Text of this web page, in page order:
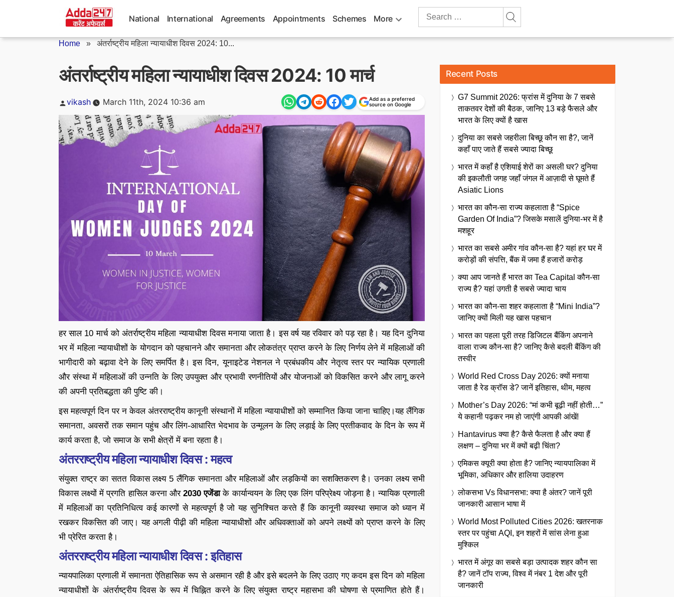
National International Agreements Appointments Schemes More
Search
Home » अंतर्राष्ट्रीय महिला न्यायाधीश दिवस 2024: 10...
अंतर्राष्ट्रीय महिला न्यायाधीश दिवस 2024: 10 मार्च
Posted
vikash March 11th, 2024 10:36 am
Add as a preferred
source on Google
हर साल 10 मार्च को अंतर्राष्ट्रीय महिला न्यायाधीश दिवस मनाया जाता है। इस वर्ष यह रविवार को पड़ रहा है। यह दिन दुनिया
भर में महिला न्यायाधीशों के योगदान को पहचानने और समानता और लोकतंत्र प्राप्त करने के लिए निर्णय लेने में महिलाओं की
भागीदारी को बढ़ावा देने के लिए समर्पित है। इस दिन, यूनाइटेड नेशनल ने प्रबंधकीय और नेतृत्व स्तर पर न्यायिक प्रणाली
और संस्था में महिलाओं की उन्नति के लिए उपयुक्त और प्रभावी रणनीतियों और योजनाओं को विकसित करने और लागू करने
की अपनी प्रतिबद्धता की पुष्टि की।
इस महत्वपूर्ण दिन पर न केवल अंतरराष्ट्रीय कानूनी संस्थानों में महिला न्यायाधीशों को सम्मानित किया जाना चाहिए।यह लैंगिक
समानता, अवसरों तक समान पहुंच और लिंग-आधारित भेदभाव के उन्मूलन के लिए लड़ाई के लिए प्रतीकवाद के दिन के रूप में
कार्य करता है, जो समाज के सभी क्षेत्रों में बना रहता है।
अंतरराष्ट्रीय महिला न्यायाधीश दिवस : महत्व
संयुक्त राष्ट्र का सतत विकास लक्ष्य 5 लैंगिक समानता और महिलाओं और लड़कियों का सशक्तिकरण है। उनका लक्ष्य सभी
विकास लक्ष्यों में प्रगति हासिल करना और2030 एजेंडाके कार्यान्वयन के लिए एक लिंग परिप्रेक्ष्य जोड़ना है। न्यायिक प्रणाली
में महिलाओं का प्रतिनिधित्व कई कारणों से महत्वपूर्ण है जो यह सुनिश्चित करते हैं कि कानूनी व्यवस्था समाज को ध्यान में
रखकर विकसित की जाए। यह अगली पीढ़ी की महिला न्यायाधीशों और अधिवक्ताओं को अपने लक्ष्यों को प्राप्त करने के लिए
भी प्रेरित करता है।
अंतरराष्ट्रीय महिला न्यायाधीश दिवस : इतिहास
न्यायपालिका प्रणाली में समानता ऐतिहासिक रूप से असमान रही है और इसे बदलने के लिए उठाए गए कदम इस दिन को महिला
न्यायाधीशों के अंतर्राष्ट्रीय दिवस के रूप में चिह्नित करने के लिए संयुक्त राष्ट्र महासभा की घोषणा से प्रमाणित होते हैं।
Recent Posts
G7 Summit 2026: फ्रांस में दुनिया के 7 सबसे
ताकतवर देशों की बैठक, जानिए 13 बड़े फैसले और
भारत के लिए क्यों है खास
दुनिया का सबसे जहरीला बिच्छू कौन सा है?, जानें
कहाँ पाए जाते हैं सबसे ज्यादा बिच्छू
भारत में कहाँ है एशियाई शेरों का असली घर? दुनिया
की इकलौती जगह जहाँ जंगल में आज़ादी से घूमते हैं
Asiatic Lions
भारत का कौन-सा राज्य कहलाता है “Spice
Garden Of India”? जिसके मसालें दुनिया-भर में है
मशहूर
भारत का सबसे अमीर गांव कौन-सा है? यहां हर घर में
करोड़ों की संपत्ति, बैंक में जमा हैं हजारों करोड़
क्या आप जानते हैं भारत का Tea Capital कौन-सा
राज्य है? यहां उगती है सबसे ज्यादा चाय
भारत का कौन-सा शहर कहलाता है “Mini India”?
जानिए क्यों मिली यह खास पहचान
भारत का पहला पूरी तरह डिजिटल बैंकिंग अपनाने
वाला राज्य कौन-सा है? जानिए कैसे बदली बैंकिंग की
तस्वीर
World Red Cross Day 2026: क्यों मनाया
जाता है रेड क्रॉस डे? जानें इतिहास, थीम, महत्व
Mother’s Day 2026: “मां कभी बूढ़ी नहीं होती…”
ये कहानी पढ़कर नम हो जाएंगी आपकी आंखें!
Hantavirus क्या है? कैसे फैलता है और क्या हैं
लक्षण – दुनिया भर में क्यों बढ़ी चिंता?
एमिकस क्यूरी क्या होता है? जानिए न्यायपालिका में
भूमिका, अधिकार और हालिया उदाहरण
लोकसभा Vs विधानसभा: क्या है अंतर? जानें पूरी
जानकारी आसान भाषा में
World Most Polluted Cities 2026: खतरनाक
स्तर पर पहुंचा AQI, इन शहरों में सांस लेना हुआ
मुश्किल
भारत में अंगूर का सबसे बड़ा उत्पादक शहर कौन सा
है? जानें टॉप राज्य, विश्व में नंबर 1 देश और पूरी
जानकारी